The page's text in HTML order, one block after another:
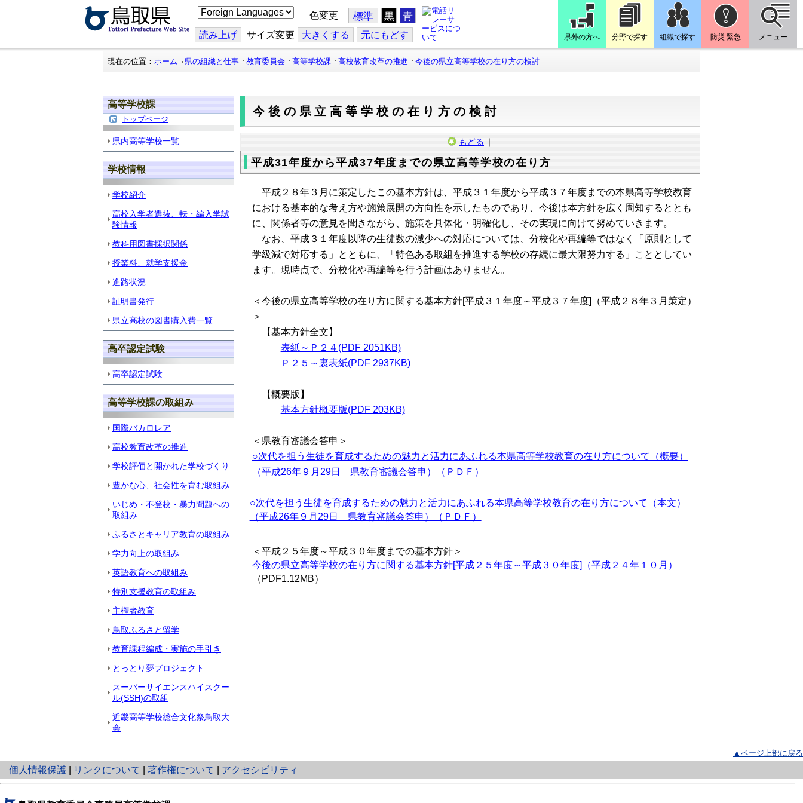
こ
の
ジ
を
翻
色変更 標準 黒 青
読み上げ サイズ変更 大きくする 元にもどす 県外の方へ 分野で探す 組織で探す 防災 緊急 メニュー
現在の位置： ホーム 県の組織と仕事 教育委員会 高等学校課 高校教育改革の推進 今後の県立高等学校の在り方の検討
高等学校課
トップページ
県内高等学校一覧
学校情報
学校紹介
高校入学者選抜、転・編入学試
験情報
教科用図書採択関係
授業料、就学支援金
進路状況
証明書発行
県立高校の図書購入費一覧
高卒認定試験
高卒認定試験
高等学校課の取組み
国際バカロレア
高校教育改革の推進
学校評価と開かれた学校づくり
豊かな心、社会性を育む取組み
いじめ・不登校・暴力問題への
取組み
ふるさとキャリア教育の取組み
学力向上の取組み
英語教育への取組み
特別支援教育の取組み
主権者教育
鳥取ふるさと留学
教育課程編成・実施の手引き
とっとり夢プロジェクト
スーパーサイエンスハイスクー
ル(SSH)の取組
近畿高等学校総合文化祭鳥取大
会
今後の県立高等学校の在り方の検討
もどる ｜
平成31年度から平成37年度までの県立高等学校の在り方
平成２８年３月に策定したこの基本方針は、平成３１年度から平成３７年度までの本県高等学校教育
における基本的な考え方や施策展開の方向性を示したものであり、今後は本方針を広く周知するととも
に、関係者等の意見を聞きながら、施策を具体化・明確化し、その実現に向けて努めていきます。
なお、平成３１年度以降の生徒数の減少への対応については、分校化や再編等ではなく「原則として
学級減で対応する」とともに、「特色ある取組を推進する学校の存続に最大限努力する」こととしてい
ます。現時点で、分校化や再編等を行う計画はありません。
＜今後の県立高等学校の在り方に関する基本方針[平成３１年度～平成３７年度]（平成２８年３月策定）
＞
【基本方針全文】
表紙～Ｐ２４(PDF 2051KB)
Ｐ２５～裏表紙(PDF 2937KB)
【概要版】
基本方針概要版(PDF 203KB)
＜県教育審議会答申＞
○次代を担う生徒を育成するための魅力と活力にあふれる本県高等学校教育の在り方について（概要）
（平成26年９月29日 県教育審議会答申）（ＰＤＦ）
○次代を担う生徒を育成するための魅力と活力にあふれる本県高等学校教育の在り方について（本文）
（平成26年９月29日 県教育審議会答申）（ＰＤＦ）
＜平成２５年度～平成３０年度までの基本方針＞
今後の県立高等学校の在り方に関する基本方針[平成２５年度～平成３０年度]（平成２４年１０月）
（PDF1.12MB）
▲ページ上部に戻る
個人情報保護
と
り
リンクについて 著作権について アクセシビリティ